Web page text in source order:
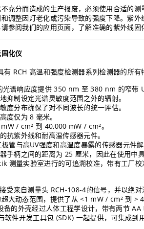
充分而造成的生产报废，必须使用合适的
调整因灯老化或污染导致的强度下降。紫
参阅我们的应用页面，了解准确的紫外线固
化仪
RCH 高温和强度检测器系列检测器的所
光谱响应度提供 350 nm 至 380 nm 的窄带
抑制设定光谱灵敏度范围之外的辐射。
度分布确保了对不同波长的统一评估。
度仅为 8 毫米。
/ cm² 到 40,000 mW / cm²。
抗紫外线和耐高温传感器元件。
管与高UV强度和高温度暴露的传感器元件解
手柄之间的距离为 25 厘米，因此在使用中
测量实验室进行的可追溯校准，带有工厂
受来自测量头 RCH-108-4的信号，并以绝
大动态范围，提供了从 <1 mW / cm² 到 >
备的外壳经过人体工程学设计，带有两节
软件开发工具包 (SDK) 一起提供，可集成到